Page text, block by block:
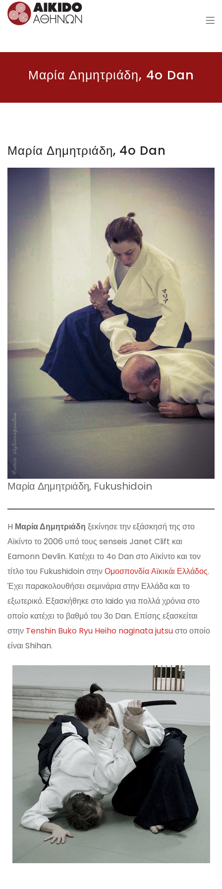
Μαρία Δημητριάδη, 4o Dan
Μαρία Δημητριάδη, 4o Dan
Μαρία Δημητριάδη, Fukushidoin
H Μαρία Δημητριάδη ξεκίνησε την εξάσκησή της στο
Αϊκίντο το 2006 υπό τους senseis Janet Clift και
Eamonn Devlin. Κατέχει το 4ο Dan στο Αϊκίντο και τον
τίτλο του Fukushidoin στηνΟμοσπονδία Αϊκικάι Ελλάδος.
Έχει παρακολουθήσει σεμινάρια στην Ελλάδα και το
εξωτερικό. Εξασκήθηκε στο Iaido για πολλά χρόνια στο
οποίο κατέχει το βαθμό του 3ο Dan. Επίσης εξασκείται
στην Tenshin Buko Ryu Heiho naginata jutsuστο οποίο
είναι Shihan.